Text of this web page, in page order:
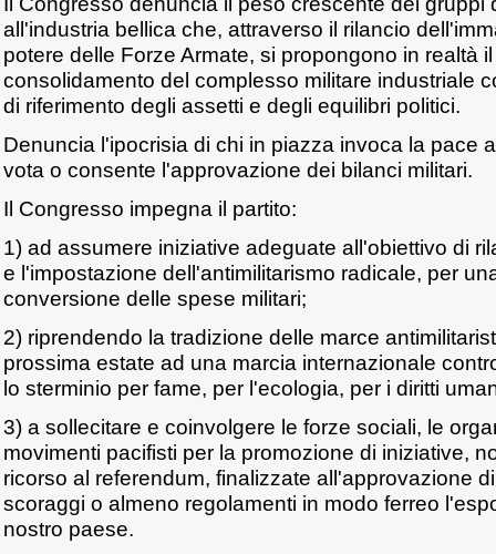
all'industria bellica che, attraverso il rilancio
potere delle Forze Armate, si propongono in realtà
consolidamento del complesso militare industriale
di riferimento degli assetti e degli equilibri politici.
Denuncia l'ipocrisia di chi in piazza invoca la pace
vota o consente l'approvazione dei bilanci militari.
Il Congresso impegna il partito:
1) ad assumere iniziative adeguate all'obiettivo di
e l'impostazione dell'antimilitarismo radicale, per
conversione delle spese militari;
2) riprendendo la tradizione delle marce
prossima estate ad una marcia internazionale
lo sterminio per fame, per l'ecologia, per i diritti
3) a sollecitare e coinvolgere le forze sociali, le
movimenti pacifisti per la promozione di iniziative,
ricorso al referendum, finalizzate all'approvazione
scoraggi o almeno regolamenti in modo ferreo
nostro paese.